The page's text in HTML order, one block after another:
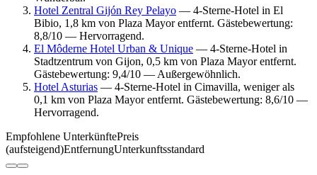
Hotel Zentral Gijón Rey Pelayo — 4-Sterne-Hotel in El
Bibio, 1,8 km von Plaza Mayor entfernt. Gästebewertung:
8,8/10 — Hervorragend.
El Môderne Hotel Urban & Unique — 4-Sterne-Hotel in
Stadtzentrum von Gijon, 0,5 km von Plaza Mayor entfernt.
Gästebewertung: 9,4/10 — Außergewöhnlich.
Hotel Asturias — 4-Sterne-Hotel in Cimavilla, weniger als
0,1 km von Plaza Mayor entfernt. Gästebewertung: 8,6/10 —
Hervorragend.
Empfohlene UnterkünftePreis
(aufsteigend)EntfernungUnterkunftsstandard